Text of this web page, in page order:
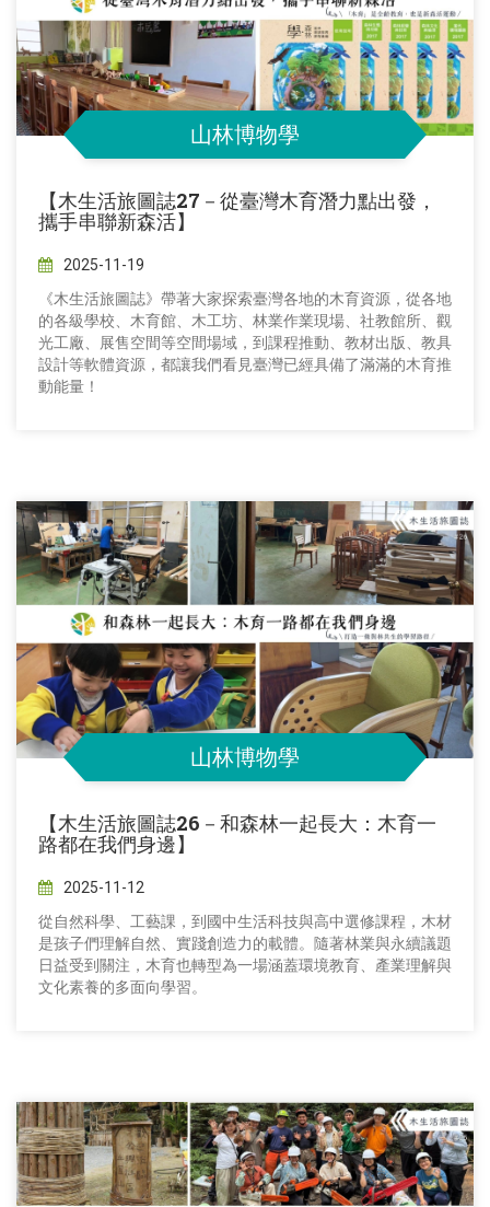
山林博物學
【木生活旅圖誌27－從臺灣木育潛力點出發，
攜手串聯新森活】
2025-11-19
《木生活旅圖誌》帶著大家探索臺灣各地的木育資源，從各地
的各級學校、木育館、木工坊、林業作業現場、社教館所、觀
光工廠、展售空間等空間場域，到課程推動、教材出版、教具
設計等軟體資源，都讓我們看見臺灣已經具備了滿滿的木育推
動能量！
山林博物學
【木生活旅圖誌26－和森林一起長大：木育一
路都在我們身邊】
2025-11-12
從自然科學、工藝課，到國中生活科技與高中選修課程，木材
是孩子們理解自然、實踐創造力的載體。隨著林業與永續議題
日益受到關注，木育也轉型為一場涵蓋環境教育、產業理解與
文化素養的多面向學習。